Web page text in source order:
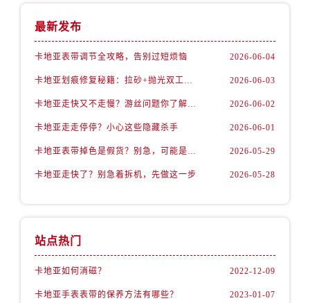
最新发布
卡地亚表带调节全攻略，告别过短烦恼 2026-06-04
卡地亚划痕修复秘籍：拉砂+抛光双工艺还原如新 2026-06-03
卡地亚走快又不走慢？游丝问题你了解多少？ 2026-06-02
卡地亚走走停停？小心这些隐藏杀手 2026-06-01
卡地亚表带掉色是假货？别急，可能是这些日常习惯惹的祸 2026-05-29
卡地亚走快了？别急着拆机，先做这一步 2026-05-28
站点热门
卡地亚如何消磁？ 2022-12-09
卡地亚手表表带的保养方法有哪些？ 2023-01-07